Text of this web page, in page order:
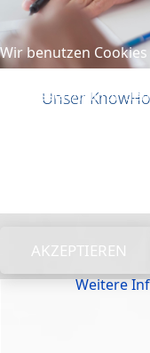
Unser
Wir benutzen Cookies
Wir nutzen Cookies
sind essenziell für
AKZEPTIEREN
Weitere